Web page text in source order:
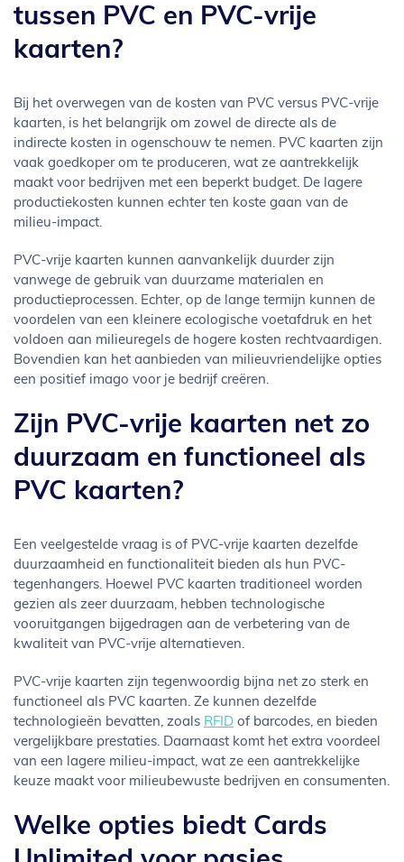
tussen PVC en PVC-vrije
kaarten?
Bij het overwegen van de kosten van PVC versus PVC-vrije
kaarten, is het belangrijk om zowel de directe als de
indirecte kosten in ogenschouw te nemen. PVC kaarten zijn
vaak goedkoper om te produceren, wat ze aantrekkelijk
maakt voor bedrijven met een beperkt budget. De lagere
productiekosten kunnen echter ten koste gaan van de
milieu-impact.
PVC-vrije kaarten kunnen aanvankelijk duurder zijn
vanwege de gebruik van duurzame materialen en
productieprocessen. Echter, op de lange termijn kunnen de
voordelen van een kleinere ecologische voetafdruk en het
voldoen aan milieuregels de hogere kosten rechtvaardigen.
Bovendien kan het aanbieden van milieuvriendelijke opties
een positief imago voor je bedrijf creëren.
Zijn PVC-vrije kaarten net zo
duurzaam en functioneel als
PVC kaarten?
Een veelgestelde vraag is of PVC-vrije kaarten dezelfde
duurzaamheid en functionaliteit bieden als hun PVC-
tegenhangers. Hoewel PVC kaarten traditioneel worden
gezien als zeer duurzaam, hebben technologische
vooruitgangen bijgedragen aan de verbetering van de
kwaliteit van PVC-vrije alternatieven.
PVC-vrije kaarten zijn tegenwoordig bijna net zo sterk en
functioneel als PVC kaarten. Ze kunnen dezelfde
technologieën bevatten, zoals RFID of barcodes, en bieden
vergelijkbare prestaties. Daarnaast komt het extra voordeel
van een lagere milieu-impact, wat ze een aantrekkelijke
keuze maakt voor milieubewuste bedrijven en consumenten.
Welke opties biedt Cards